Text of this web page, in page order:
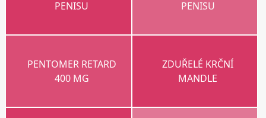
PENISU
PENISU
PENTOMER RETARD
400 MG
ZDUŘELÉ KRČNÍ
MANDLE